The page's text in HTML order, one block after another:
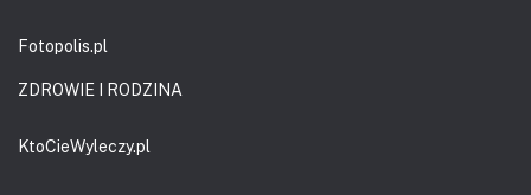
Fotopolis.pl
ZDROWIE I RODZINA
KtoCieWyleczy.pl